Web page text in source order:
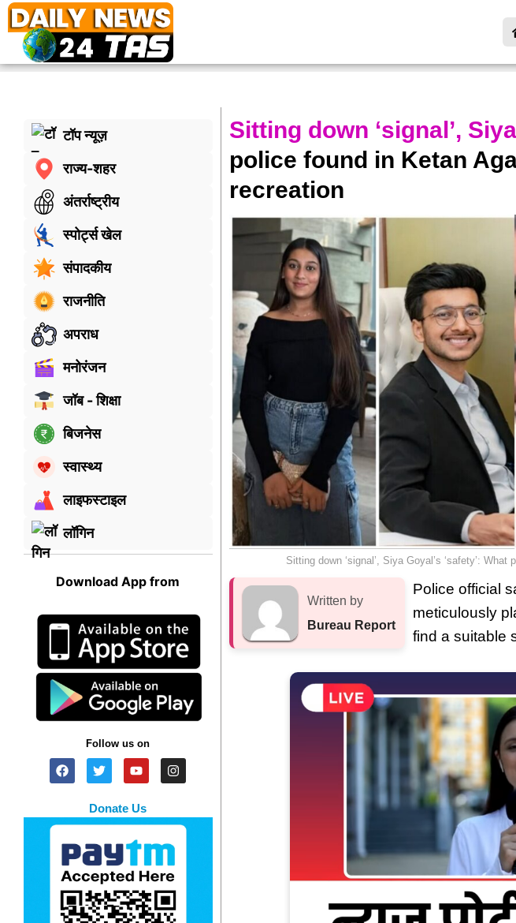
टॉप न्यूज़
राज्य-शहर
अंतर्राष्ट्रीय
स्पोर्ट्स खेल
संपादकीय
राजनीति
अपराध
मनोरंजन
जॉब - शिक्षा
बिजनेस
स्वास्थ्य
लाइफस्टाइल
लॉगिन
Download App from
Follow us on
Donate Us
Sitting down ‘signal’,
police found in Ketan
recreation
Sitting down ‘signal’, Siya Goyal’s ‘safety’:
Written by
Bureau Report
Police official
meticulously
find a suitable